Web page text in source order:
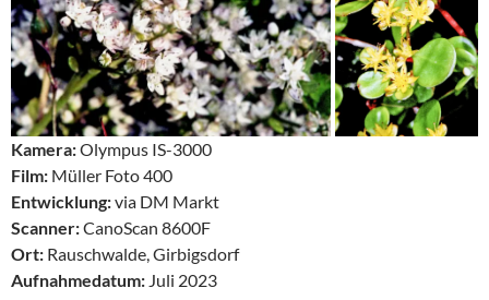
Kamera:Olympus IS-3000
Film: Müller Foto 400
Entwicklung:via DM Markt
Scanner:CanoScan 8600F
Ort: Rauschwalde, Girbigsdorf
Aufnahmedatum: Juli 2023